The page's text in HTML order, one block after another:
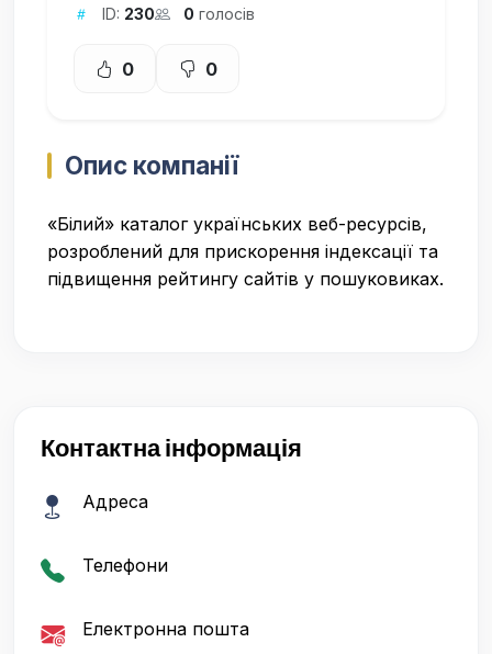
ID: 230 0 голосів
0 0
Опис компанії
«Білий» каталог українських веб-ресурсів,
розроблений для прискорення індексації та
підвищення рейтингу сайтів у пошуковиках.
Контактна інформація
Адреса
Телефони
Електронна пошта